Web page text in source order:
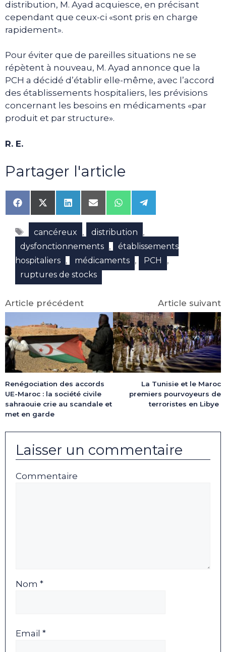
distribution, M. Ayad acquiesce, en précisant
cependant que ceux-ci «sont pris en charge
rapidement».
Pour éviter que de pareilles situations ne se
répètent à nouveau, M. Ayad annonce que la
PCH a décidé d’établir elle-même, avec l’accord
des établissements hospitaliers, les prévisions
concernant les besoins en médicaments «par
produit et par structure».
R. E.
Partager l'article
Share
on
Facebook
Share
on
X
(Twitter)
Share
on
LinkedIn
Share
on
Email
Share
on
WhatsApp
Share
on
Étiquettes
cancéreux , distribution ,
dysfonctionnements ,
établissements
hospitaliers , médicaments , PCH ,
ruptures de stocks
Article précédent
Renégociation des accords
UE-Maroc : la société civile
sahraouie crie au scandale et
met en garde
Article suivant
La Tunisie et le Maroc
premiers pourvoyeurs de
terroristes en Libye
Laisser un commentaire
Commentaire
Nom *
Email *